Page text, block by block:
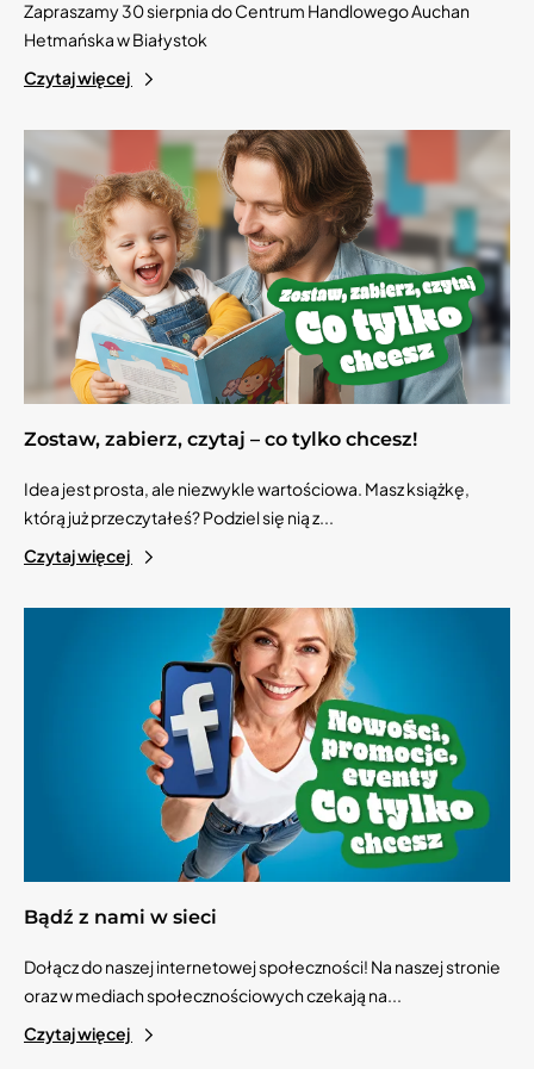
Zapraszamy 30 sierpnia do Centrum Handlowego Auchan
Hetmańska w Białystok
Czytaj więcej
Zostaw, zabierz, czytaj – co tylko chcesz!
Idea jest prosta, ale niezwykle wartościowa. Masz książkę,
którą już przeczytałeś? Podziel się nią z...
Czytaj więcej
Bądź z nami w sieci
Dołącz do naszej internetowej społeczności! Na naszej stronie
oraz w mediach społecznościowych czekają na...
Czytaj więcej